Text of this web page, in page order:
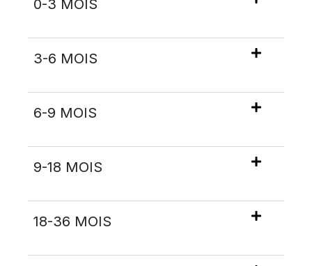
0-3 MOIS
3-6 MOIS
6-9 MOIS
9-18 MOIS
18-36 MOIS